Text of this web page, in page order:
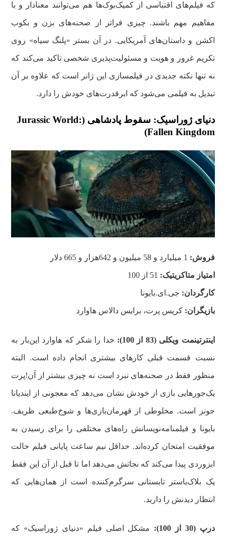
که فیلم‌های اقتباسی از کمیک‌بوک‌ها هم می‌توانند معنادار و با
مفاهیم مهم باشند. چیزی فراتر از صحنه‌های بزن و بکوب
اکشن و داستان‌های آمریکایی. در آن بستر «پلنگ سیاه» روی
تکریم غرور و هویت و مسئولیت‌پذیری شخصی تاکید می‌کند که
نه تنها نکته جدیدی در فیلمسازی این ژانر است که علاوه بر آن
تبدیل به فیلمی می‌شود که ابرقدرت‌های خودش را دارد.
دنیای ژوراسیک: سقوط پادشاهی (Jurassic World:
Fallen Kingdom)
فروش:
امتیاز متاکریتیک:
کارگردان: جی.ای.بایونا
بازیگران: کریس پرت، برایس دالاس هاوارد
اینترتینمت ویکلی (83 از 100): خدا را شکر که هاوارد این‌بار به
نسبت قسمت قبلی کارهای بیشتری انجام داده است. البته
منظور فقط در صحنه‌های نبرد است نه چیزی بیشتر از آن!پرت
یک‌جورهایی بازی از خودش نشان می‌دهد که معجونی از ایندیانا
جونز است. مخلوطی از قهرمان‌بازی‌ها و شوخ‌طبعی ظریف.
بایونا و فیلمنامه‌نویسانش راه‌های مختلفی را برای رسیدن به
موفقیت امتحان کرده‌اند. حداقل نیم ساعت پایانی فیلم حالت
ابزوردی پیدا می‌کند که نجاتش می‌دهد اما تا قبل از آن این فقط
یک بلاک‌باستر تابستانی سرگرم‌کننده است از همان‌هایی که
انتظار دیدنش را دارید.
درپ (30 از 100): مشکل اصلی فیلم «دنیای ژوراسیک» که